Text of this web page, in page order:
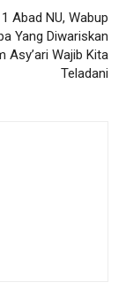
Abad NU, Wabup
Yang Diwariskan
Asy’ari Wajib Kita
Teladani